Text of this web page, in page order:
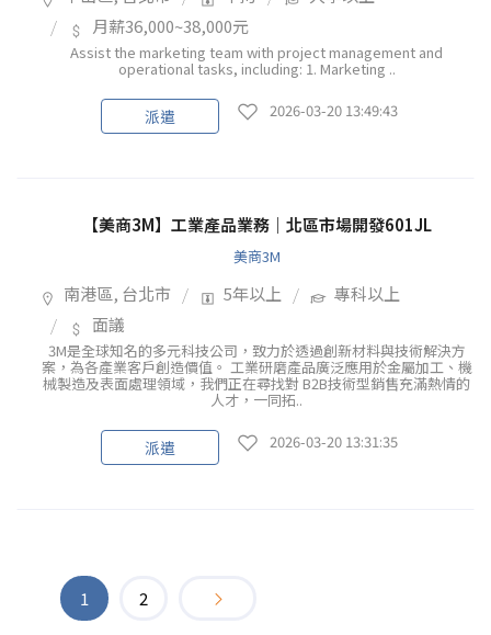
月薪36,000~38,000元
Assist the marketing team with project management and
operational tasks, including: 1. Marketing ..
派遣 2026-03-20 13:49:43
【美商3M】工業產品業務｜北區市場開發601JL
美商3M
南港區, 台北市 5年以上
專科以上
面議
3M是全球知名的多元科技公司，致力於透過創新材料與技術解決方
案，為各產業客戶創造價值。 工業研磨產品廣泛應用於金屬加工、機
械製造及表面處理領域，我們正在尋找對 B2B技術型銷售充滿熱情的
人才，一同拓..
派遣 2026-03-20 13:31:35
1 2